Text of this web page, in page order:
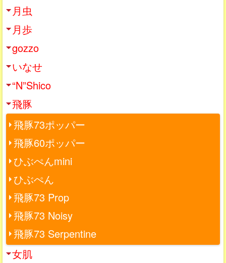
月虫
月歩
gozzo
いなせ
“N”Shico
飛豚
飛豚73ポッパー
飛豚60ポッパー
ひぶぺんmini
ひぶぺん
飛豚73 Prop
飛豚73 Noisy
飛豚73 Serpentine
女肌